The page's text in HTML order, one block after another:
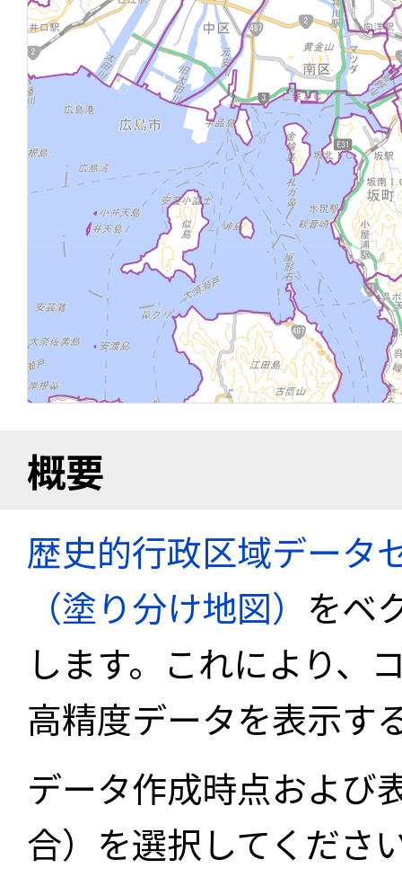
概要
歴史的行政区域データ
（塗り分け地図） をベ
します。これにより、
高精度データを表示す
データ作成時点および
合）を選択してくださ